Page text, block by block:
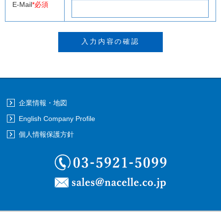
E-Mail*必須
企業情報・地図
English Company Profile
個人情報保護方針